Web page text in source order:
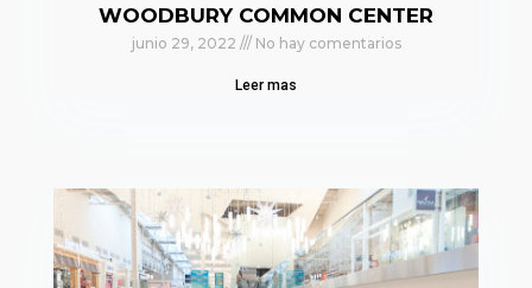
WOODBURY COMMON CENTER
junio 29, 2022 No hay comentarios
Leer mas